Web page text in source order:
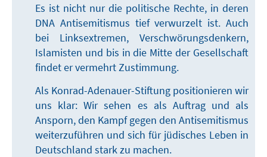
Es ist nicht nur die politische Rechte, in deren
DNA Antisemitismus tief verwurzelt ist. Auch
bei Linksextremen, Verschwörungsdenkern,
Islamisten und bis in die Mitte der Gesellschaft
findet er vermehrt Zustimmung.
Als Konrad-Adenauer-Stiftung positionieren wir
uns klar: Wir sehen es als Auftrag und als
Ansporn, den Kampf gegen den Antisemitismus
weiterzuführen und sich für jüdisches Leben in
Deutschland stark zu machen.